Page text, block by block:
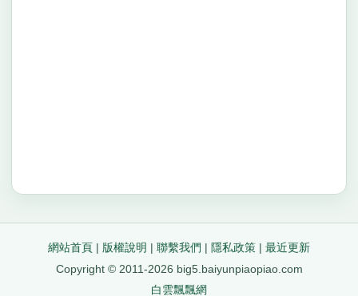
網站首頁 | 版權說明 | 聯繫我們 | 隱私政策 | 最近更新
Copyright © 2011-2026 big5.baiyunpiaopiao.com
白雲飄飄網